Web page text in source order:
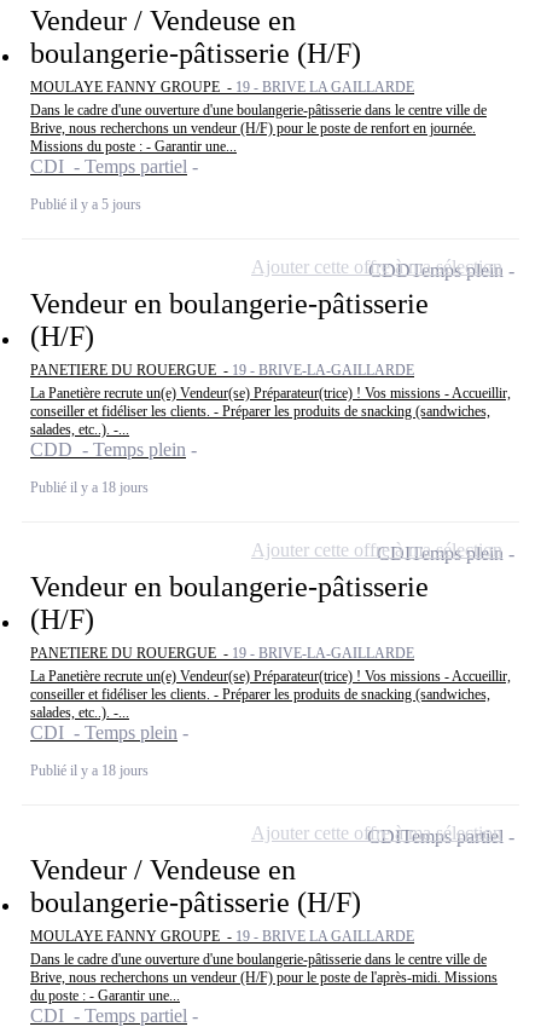
Vendeur / Vendeuse en
boulangerie-pâtisserie (H/F)
MOULAYE FANNY GROUPE - 19 - BRIVE LA GAILLARDE
Dans le cadre d'une ouverture d'une boulangerie-pâtisserie dans le centre ville de
Brive, nous recherchons un vendeur (H/F) pour le poste de renfort en journée.
Missions du poste : - Garantir une...
CDI - Temps partiel
Publié il y a 5 jours
Vendeur en boulangerie-pâtisserie
(H/F)
PANETIERE DU ROUERGUE - 19 - BRIVE-LA-GAILLARDE
La Panetière recrute un(e) Vendeur(se) Préparateur(trice) ! Vos missions - Accueillir,
conseiller et fidéliser les clients. - Préparer les produits de snacking (sandwiches,
salades, etc..). -...
CDD - Temps plein
Publié il y a 18 jours
CDDTemps plein
Ajouter cette offre à ma sélection
Vendeur en boulangerie-pâtisserie
(H/F)
PANETIERE DU ROUERGUE - 19 - BRIVE-LA-GAILLARDE
La Panetière recrute un(e) Vendeur(se) Préparateur(trice) ! Vos missions - Accueillir,
conseiller et fidéliser les clients. - Préparer les produits de snacking (sandwiches,
salades, etc..). -...
CDI - Temps plein
Publié il y a 18 jours
CDITemps plein
Ajouter cette offre à ma sélection
Vendeur / Vendeuse en
boulangerie-pâtisserie (H/F)
MOULAYE FANNY GROUPE - 19 - BRIVE LA GAILLARDE
Dans le cadre d'une ouverture d'une boulangerie-pâtisserie dans le centre ville de
Brive, nous recherchons un vendeur (H/F) pour le poste de l'après-midi. Missions
du poste : - Garantir une...
CDI - Temps partiel
CDITemps partiel
Ajouter cette offre à ma sélection